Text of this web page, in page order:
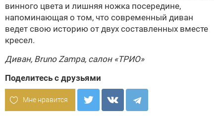
винного цвета и лишняя ножка посередине,
напоминающая о том, что современный диван
ведет свою историю от двух составленных вместе
кресел.
Диван, Bruno Zampa, салон «ТРИО»
Поделитесь с друзьями
Мне нравится